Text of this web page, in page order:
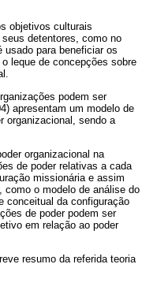
objetivos culturais
detentores, como no
para beneficiar os
leque de concepções sobre
podem ser
apresentam um modelo de
organizacional, sendo a
organizacional na
de poder relativas a cada
missionária e assim
o modelo de análise do
conceitual da configuração
de poder podem ser
em relação ao poder
resumo da referida teoria